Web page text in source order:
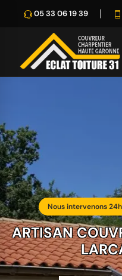
05 33 06 19 39
Nous intervenons
ARTISAN